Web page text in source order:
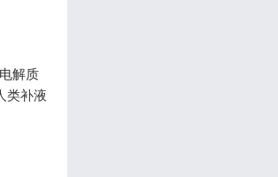
解质
类补液